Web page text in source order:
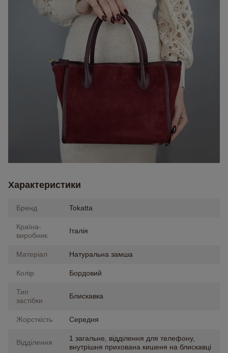
Характеристики
Бренд Tokatta
Країна-
виробник
Італія
Матеріал Натуральна замша
Колір Бордовий
Тип
застібки
Блискавка
Жорсткість Середня
Відділення
1 загальне, відділення для телефону,
внутрішня прихована кишеня на блискавці